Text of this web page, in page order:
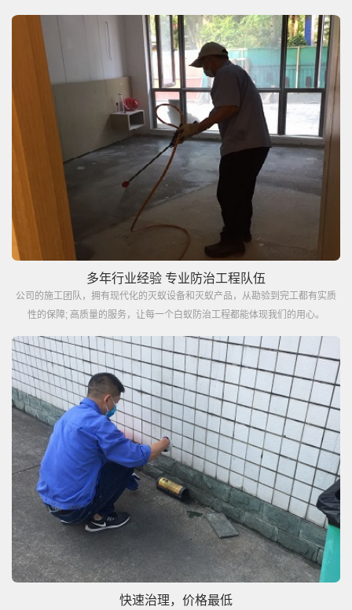
多年行业经验 专业防治工程队伍
公司的施工团队，拥有现代化的灭蚁设备和灭蚁产品，从勘验到完工都有实质
性的保障; 高质量的服务，让每一个白蚁防治工程都能体现我们的用心。
快速治理，价格最低